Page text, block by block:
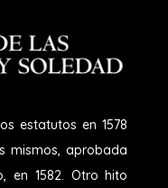
estatutos en 1578
mismos, aprobada
en 1582. Otro hito